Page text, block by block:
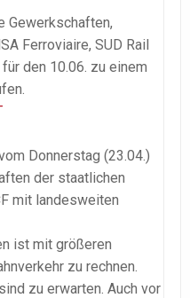
Gewerkschaften,
Ferroviaire, SUD Rail
den 10.06. zu einem
Donnerstag (23.04.)
der staatlichen
mit landesweiten
ist mit größeren
zu rechnen.
zu erwarten. Auch vor